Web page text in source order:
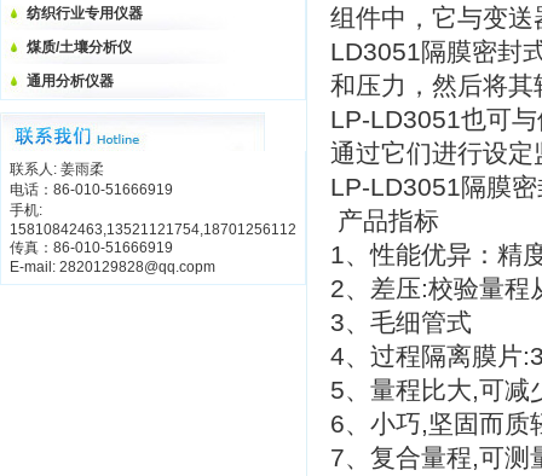
纺织行业专用仪器
煤质/土壤分析仪
通用分析仪器
联系人: 姜雨柔
电话：86-010-51666919
手机:
15810842463,13521121754,18701256112
传真：86-010-51666919
E-mail: 2820129828@qq.copm
组件中，它与变
LD3051隔膜密封
和压力，然后将
LP-LD3051也可
通过它们进行设定
LP-LD3051隔膜
产品指标
1、性能优异：精
2、差压:校验量程
3、毛细管式
4、过程隔离膜片
5、量程比大,可减
6、小巧,坚固而质
7、复合量程,可测